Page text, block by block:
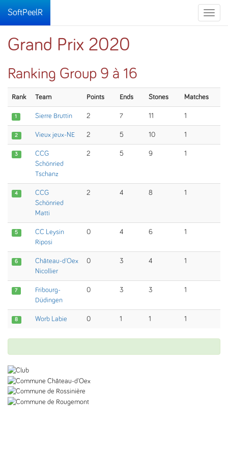
Toggle
SoftPeelR
Grand Prix 2020
Ranking Group 9 à 16
Rank Team Points Ends Stones Matches
1 Sierre Bruttin 2 7 11 1
2 Vieux jeux-NE 2 5 10 1
3
CCG
Schönried
Tschanz
2 5 9 1
4
CCG
Schönried
Matti
2 4 8 1
5
CC Leysin
Riposi
0 4 6 1
6
Château-d'Oex
Nicollier
0 3 4 1
7
Fribourg-
Düdingen
0 3 3 1
8 Worb Labie 0 1 1 1